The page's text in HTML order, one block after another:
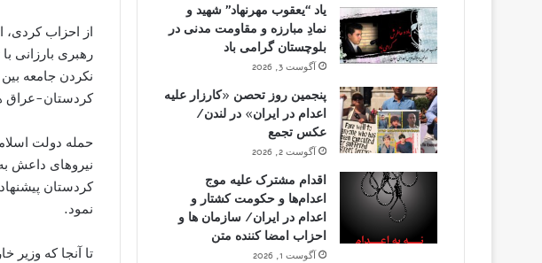
از احزاب کردی،
رهبری بارزانی
نکردن جامعه
کردستان-عراق
حمله دولت
نیروهای داعش
کردستان
نمود.
تا آنجا که
یاد “یعقوب مهرنهاد” شهید و
نمادِ مبارزه و مقاومت مدنی در
بلوچستان گرامی باد
آگوست 3, 2026
پنجمین روز تحصن «کارزار علیه
اعدام در ایران» در لندن/
عکس تجمع
آگوست 2, 2026
اقدام مشترک علیه موج
اعدام‌ها و حکومت کشتار و
اعدام در ایران/ سازمان ها و
احزاب امضا کننده متن
آگوست 1, 2026